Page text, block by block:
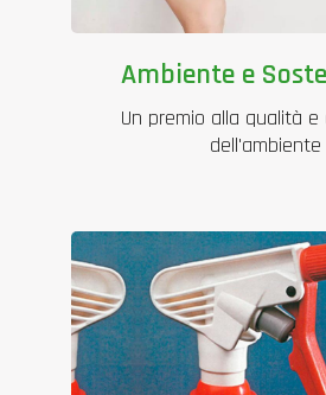
Ambiente e
Un premio alla qualità
dell'ambiente